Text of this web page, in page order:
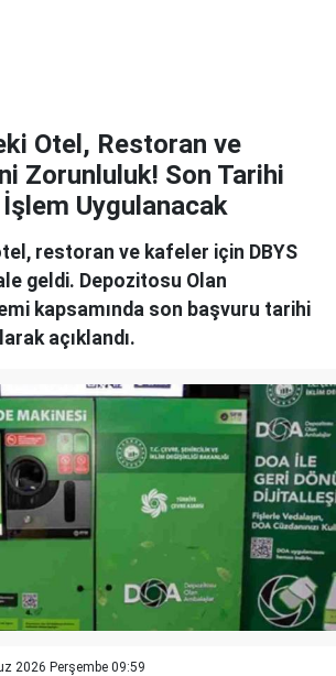
Otel, Restoran ve
Zorunluluk! Son Tarihi
Uygulanacak
restoran ve kafeler için DBYS
geldi. Depozitosu Olan
kapsamında son başvuru tarihi
açıklandı.
2026 Perşembe 09:59